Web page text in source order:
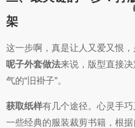
架
这一步啊，真是让人又爱又恨
呢子外套做法来说，版型直接决
气的“旧褂子”。
获取纸样有几个途径。心灵手
一些经典的服装裁剪书籍，根据